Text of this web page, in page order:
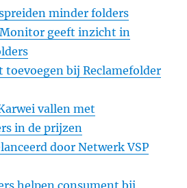
minder folders
geeft inzicht in
toevoegen bij Reclamefolder
vallen met
in de prijzen
door Netwerk VSP
helpen consument bij